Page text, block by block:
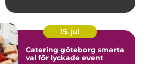
15. jul
Catering göteborg smarta
val för lyckade event